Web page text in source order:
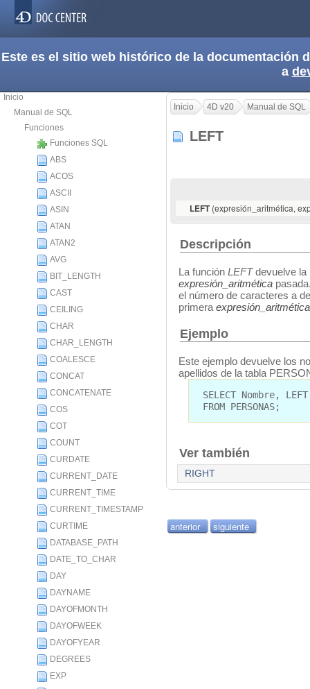
Este es el sitio web histórico de la documentación
a
Inicio
Manual de SQL
Funciones
Funciones SQL
ABS
ACOS
ASCII
ASIN
ATAN
ATAN2
AVG
BIT_LENGTH
CAST
CEILING
CHAR
CHAR_LENGTH
COALESCE
CONCAT
CONCATENATE
COS
COT
COUNT
CURDATE
CURRENT_DATE
CURRENT_TIME
CURRENT_TIMESTAMP
CURTIME
DATABASE_PATH
DATE_TO_CHAR
DAY
DAYNAME
DAYOFMONTH
DAYOFWEEK
DAYOFYEAR
DEGREES
EXP
Inicio 4D v20 Manual de SQL
LEFT
LEFT (expresión_aritmética,
Descripción
La función LEFTdevuelve la
expresión_aritmética
el número de caracteres a
primeraexpresión_aritmética
Ejemplo
Este ejemplo devuelve los
apellidos de la tabla
SELECT Nombre,
FROM PERSONAS;
Ver también
RIGHT
anterior siguiente